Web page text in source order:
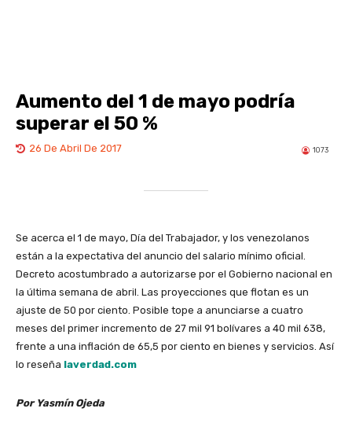
Aumento del 1 de mayo podría
superar el 50 %
26 De Abril De 2017 1073
Se acerca el 1 de mayo, Día del Trabajador, y los venezolanos
están a la expectativa del anuncio del salario mínimo oficial.
Decreto acostumbrado a autorizarse por el Gobierno nacional en
la última semana de abril. Las proyecciones que flotan es un
ajuste de 50 por ciento. Posible tope a anunciarse a cuatro
meses del primer incremento de 27 mil 91 bolívares a 40 mil 638,
frente a una inflación de 65,5 por ciento en bienes y servicios. Así
lo reseña laverdad.com
Por Yasmín Ojeda